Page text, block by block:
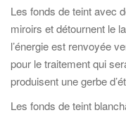
Les fonds de teint avec
miroirs et détournent le
l’énergie est renvoyée
pour le traitement qui
produisent une gerbe
Les fonds de teint